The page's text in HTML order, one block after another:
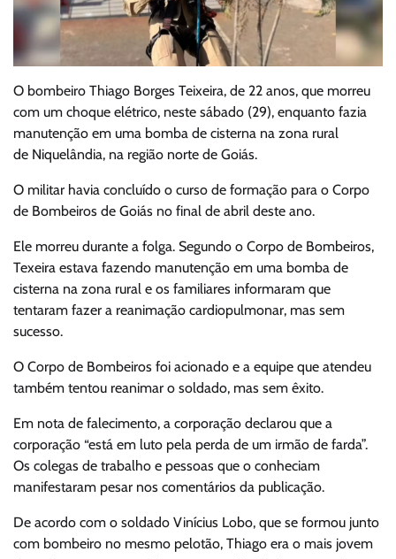
O bombeiro Thiago Borges Teixeira, de 22 anos, que morreu
com um choque elétrico, neste sábado (29), enquanto fazia
manutenção em uma bomba de cisterna na zona rural
de Niquelândia, na região norte de Goiás.
O militar havia concluído o curso de formação para o Corpo
de Bombeiros de Goiás no final de abril deste ano.
Ele morreu durante a folga. Segundo o Corpo de Bombeiros,
Texeira estava fazendo manutenção em uma bomba de
cisterna na zona rural e os familiares informaram que
tentaram fazer a reanimação cardiopulmonar, mas sem
sucesso.
O Corpo de Bombeiros foi acionado e a equipe que atendeu
também tentou reanimar o soldado, mas sem êxito.
Em nota de falecimento, a corporação declarou que a
corporação “está em luto pela perda de um irmão de farda”.
Os colegas de trabalho e pessoas que o conheciam
manifestaram pesar nos comentários da publicação.
De acordo com o soldado Vinícius Lobo, que se formou junto
com bombeiro no mesmo pelotão, Thiago era o mais jovem